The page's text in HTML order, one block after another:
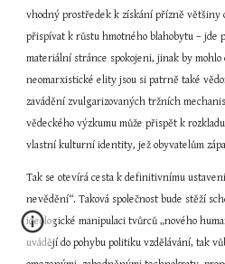
vhodný prostředek k získání přízně většiny
přispívat k růstu hmotného blahobytu – jde
materiální stránce spokojeni, jinak by mohlo
neomarxistické elity jsou si patrně také
zavádění zvulgarizovaných tržních
vědeckého výzkumu může přispět k
vlastní kulturní identity, jež obyvatelům
Tak se otevírá cesta k definitivnímu
nevědění“. Taková společnost bude stěží
ideologické manipulaci tvůrců „nového
uvádějí do pohybu politiku vzdělávání, tak